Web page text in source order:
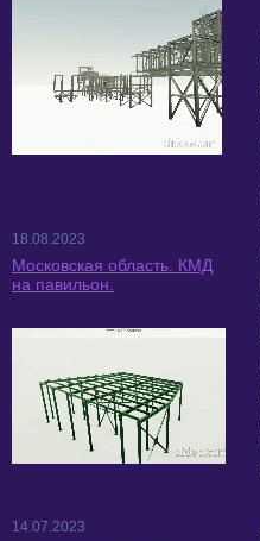
18.08.2023
Московская область. КМД
на павильон.
14.07.2023